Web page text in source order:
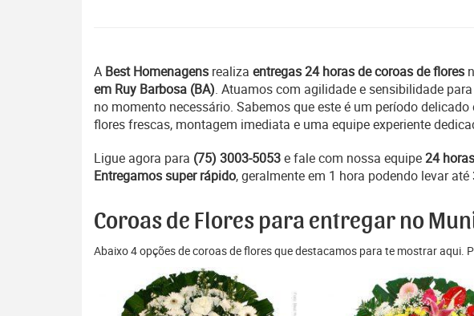
A Best Homenagens realiza entregas 24 horas de coroas de flores
em Ruy Barbosa (BA). Atuamos com agilidade e sensibilidade
no momento necessário. Sabemos que este é um período
flores frescas, montagem imediata e uma equipe experiente
Ligue agora para (75) 3003-5053e fale com nossa equipe24 horas
Entregamos super rápido, geralmente em 1 hora podendo levar até
Coroas de Flores para entregar no
Abaixo 4 opções de coroas de flores que destacamos para te mostrar aqui.